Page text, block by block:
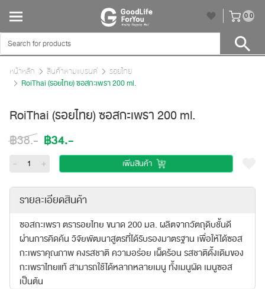
00
หน้าหลัก สินค้าตามแบรนด์
รอยไทย
RoiThai (รอยไทย) ซอสกะเพรา 200 ml.
RoiThai (รอยไทย) ซอสกะเพรา 200 ml.
฿38.- ฿34.-
- + เพิ่มสินค้า
รายละเอียดสินค้า
ซอสกะเพรา ตรารอยไทย ขนาด 200 มล. ผลิตจากวัตถุดิบชั้นดี
ผ่านการคิดค้น วิจัยพัฒนาสูตรที่ได้รับรองมาตรฐาน เพื่อให้ได้ซอส
กะเพราคุณภาพ คงรสชาติ ความอร่อย เผ็ดร้อน รสชาติดั้งเดิมของ
กะเพราไทยแท้ สามารถใช้ได้หลากหลายเมนู ทั้งเมนูผัด เมนูซอส
เป็นต้น